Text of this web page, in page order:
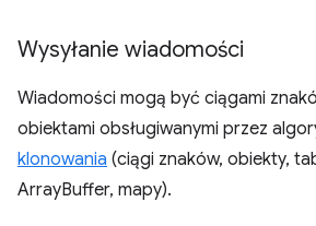
Wysyłanie wiadomości
Wiadomości mogą być ciągami
obiektami obsługiwanymi przez
klonowania (ciągi znaków, obiekty,
ArrayBuffer, mapy).